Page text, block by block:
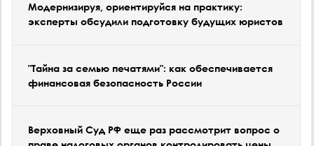
Модернизируя, ориентируйся на практику:
эксперты обсудили подготовку будущих юристов
"Тайна за семью печатями": как обеспечивается
финансовая безопасность России
Верховный Суд РФ еще раз рассмотрит вопрос о